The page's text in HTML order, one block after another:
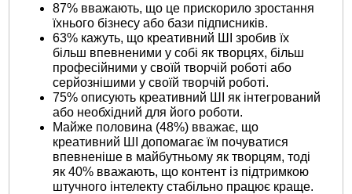
87% вважають, що це прискорило зростання
їхнього бізнесу або бази підписників.
63% кажуть, що креативний ШІ зробив їх
більш впевненими у собі як творцях, більш
професійними у своїй творчій роботі або
серйознішими у своїй творчій роботі.
75% описують креативний ШІ як інтегрований
або необхідний для його роботи.
Майже половина (48%) вважає, що
креативний ШІ допомагає їм почуватися
впевненіше в майбутньому як творцям, тоді
як 40% вважають, що контент із підтримкою
штучного інтелекту стабільно працює краще.